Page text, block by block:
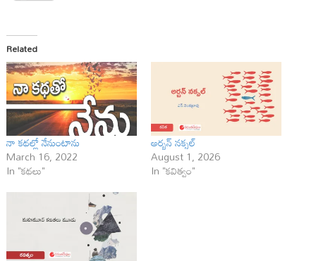
Related
నా కథల్లో నేనుంటాను
March 16, 2022
In "కథలు"
అర్బన్ నక్సల్
August 1, 2026
In "కవిత్వం"